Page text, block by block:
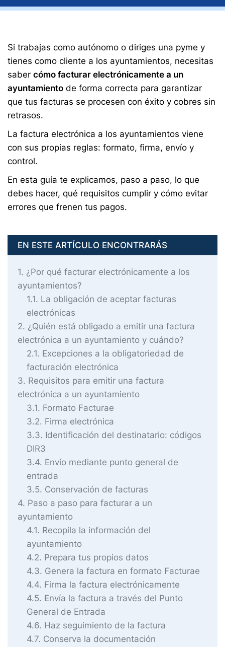
Si trabajas como autónomo o diriges una pyme y
tienes como cliente a los ayuntamientos, necesitas
saber cómo facturar electrónicamente a un
ayuntamiento de forma correcta para garantizar
que tus facturas se procesen con éxito y cobres sin
retrasos.
La factura electrónica a los ayuntamientos viene
con sus propias reglas: formato, firma, envío y
control.
En esta guía te explicamos, paso a paso, lo que
debes hacer, qué requisitos cumplir y cómo evitar
errores que frenen tus pagos.
EN ESTE ARTÍCULO ENCONTRARÁS
1 ¿Por qué facturar electrónicamente a los
ayuntamientos?
1.1 La obligación de aceptar facturas
electrónicas
2 ¿Quién está obligado a emitir una factura
electrónica a un ayuntamiento y cuándo?
2.1 Excepciones a la obligatoriedad de
facturación electrónica
3 Requisitos para emitir una factura
electrónica a un ayuntamiento
3.1 Formato Facturae
3.2 Firma electrónica
3.3 Identificación del destinatario: códigos
DIR3
3.4 Envío mediante punto general de
entrada
3.5 Conservación de facturas
4 Paso a paso para facturar a un
ayuntamiento
4.1 Recopila la información del
ayuntamiento
4.2 Prepara tus propios datos
4.3 Genera la factura en formato Facturae
4.4 Firma la factura electrónicamente
4.5 Envía la factura a través del Punto
General de Entrada
4.6 Haz seguimiento de la factura
4.7 Conserva la documentación